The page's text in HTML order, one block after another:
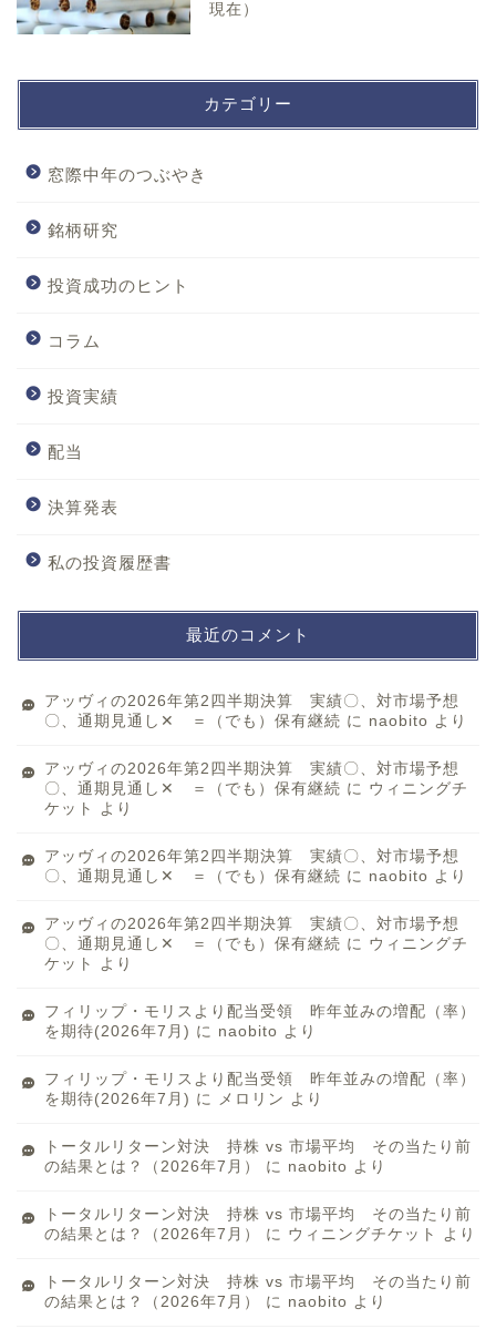
現在）
カテゴリー
窓際中年のつぶやき
銘柄研究
投資成功のヒント
コラム
投資実績
配当
決算発表
私の投資履歴書
最近のコメント
アッヴィの2026年第2四半期決算 実績〇、対市場予想
〇、通期見通し✕ ＝（でも）保有継続 に naobito より
アッヴィの2026年第2四半期決算 実績〇、対市場予想
〇、通期見通し✕ ＝（でも）保有継続 に ウィニングチ
ケット
より
アッヴィの2026年第2四半期決算 実績〇、対市場予想
〇、通期見通し✕ ＝（でも）保有継続 に naobito より
アッヴィの2026年第2四半期決算 実績〇、対市場予想
〇、通期見通し✕ ＝（でも）保有継続 に ウィニングチ
ケット
より
フィリップ・モリスより配当受領 昨年並みの増配（率）
を期待(2026年7月) に naobito より
フィリップ・モリスより配当受領 昨年並みの増配（率）
を期待(2026年7月) に メロリン より
トータルリターン対決 持株 vs 市場平均 その当たり前
の結果とは？（2026年7月）
に naobito より
トータルリターン対決 持株 vs 市場平均 その当たり前
の結果とは？（2026年7月）
に ウィニングチケット より
トータルリターン対決 持株 vs 市場平均 その当たり前
の結果とは？（2026年7月）
に naobito より